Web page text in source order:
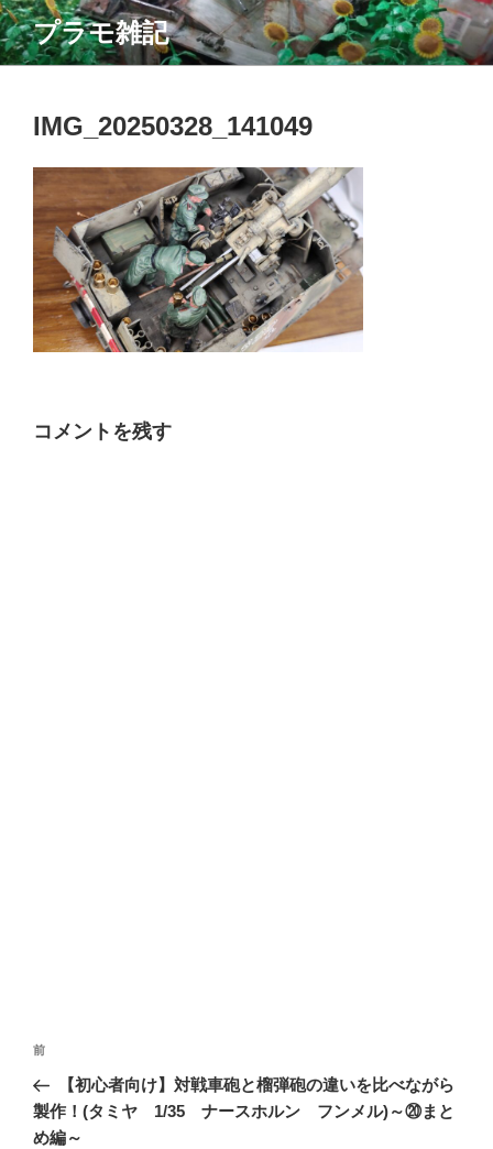
コ
ン
テ
プラモ雑記
IMG_20250328_141049
コメントを残す
投
ナ
ビ
前
の
投
稿
前
【初心者向け】対戦車砲と榴弾砲の違いを比べながら
製作！(タミヤ 1/35 ナースホルン フンメル)～⑳まと
め編～